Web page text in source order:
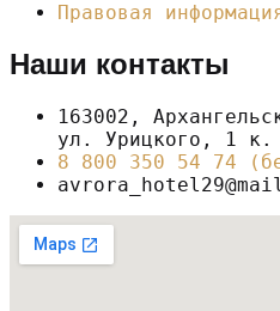
Правовая
Наши контакты
163002,
ул. Урицкого, 1 к.
8 800 350 54 74